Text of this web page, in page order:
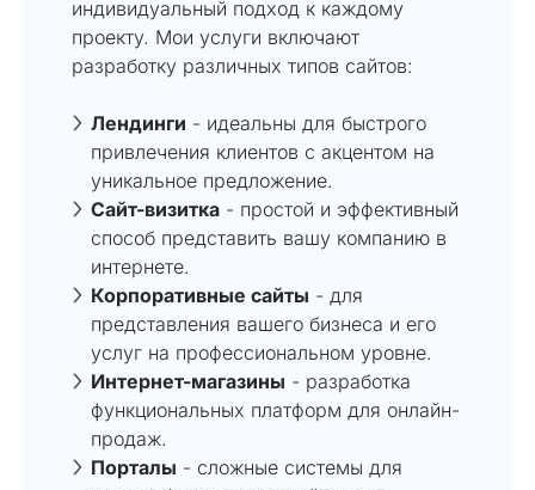
индивидуальный подход к каждому
проекту. Мои услуги включают
разработку различных типов сайтов:
Лендинги - идеальны для быстрого
привлечения клиентов с акцентом на
уникальное предложение.
Сайт-визитка - простой и эффективный
способ представить вашу компанию в
интернете.
Корпоративные сайты - для
представления вашего бизнеса и его
услуг на профессиональном уровне.
Интернет-магазины - разработка
функциональных платформ для онлайн-
продаж.
Порталы - сложные системы для